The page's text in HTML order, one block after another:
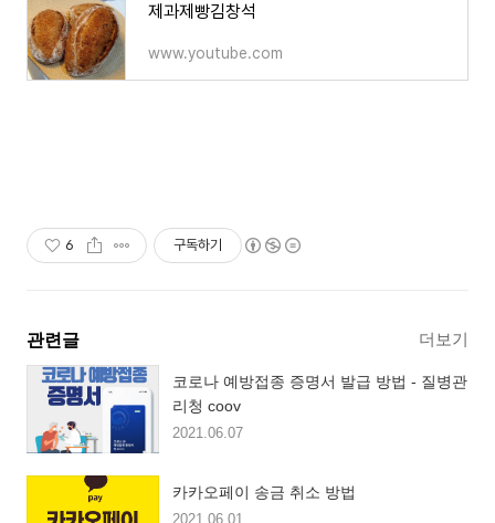
제과제빵김창석
www.youtube.com
6 구독하기
관련글 더보기
코로나 예방접종 증명서 발급 방법 - 질병관
리청 coov
2021.06.07
카카오페이 송금 취소 방법
2021.06.01